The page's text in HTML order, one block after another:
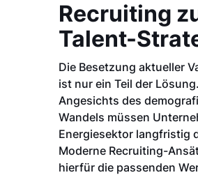
Recruiting
Talent-
Die Besetzung aktueller
ist nur ein Teil der Lösung.
Angesichts des
Wandels müssen
Energiesektor langfristig
Moderne Recruiting-
hierfür die passenden